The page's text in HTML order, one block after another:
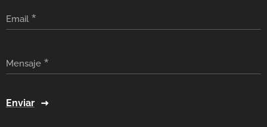
Email
Mensaje
Enviar